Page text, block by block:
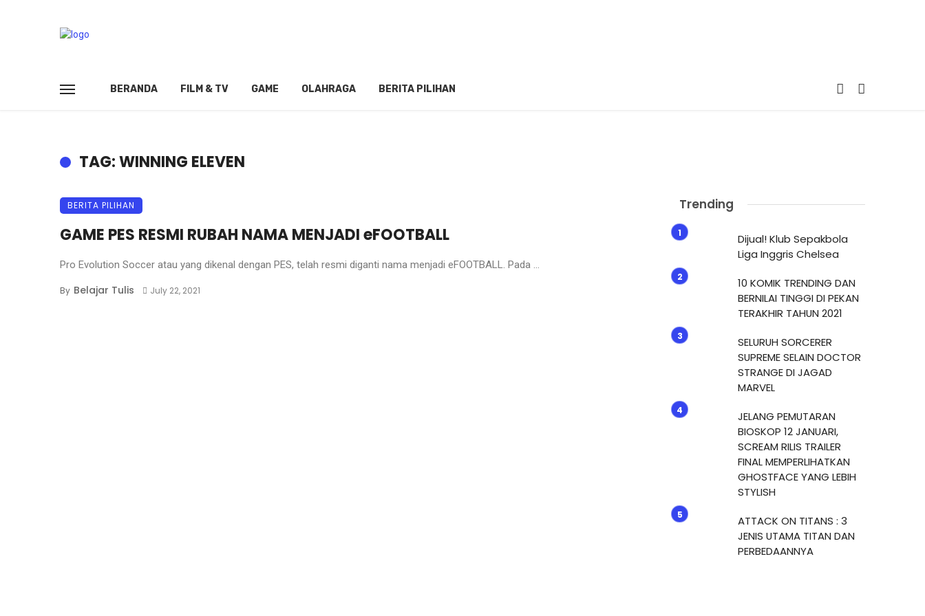
BERANDA FILM & TV GAME OLAHRAGA BERITA PILIHAN
TAG: WINNING ELEVEN
BERITA PILIHAN
GAME PES RESMI RUBAH NAMA MENJADI eFOOTBALL
Pro Evolution Soccer atau yang dikenal dengan PES, telah resmi diganti nama menjadi eFOOTBALL. Pada ...
By Belajar Tulis July 22, 2021
Trending
Dijual! Klub Sepakbola
Liga Inggris Chelsea
10 KOMIK TRENDING DAN
BERNILAI TINGGI DI PEKAN
TERAKHIR TAHUN 2021
SELURUH SORCERER
SUPREME SELAIN DOCTOR
STRANGE DI JAGAD
MARVEL
JELANG PEMUTARAN
BIOSKOP 12 JANUARI,
SCREAM RILIS TRAILER
FINAL MEMPERLIHATKAN
GHOSTFACE YANG LEBIH
STYLISH
ATTACK ON TITANS : 3
JENIS UTAMA TITAN DAN
PERBEDAANNYA